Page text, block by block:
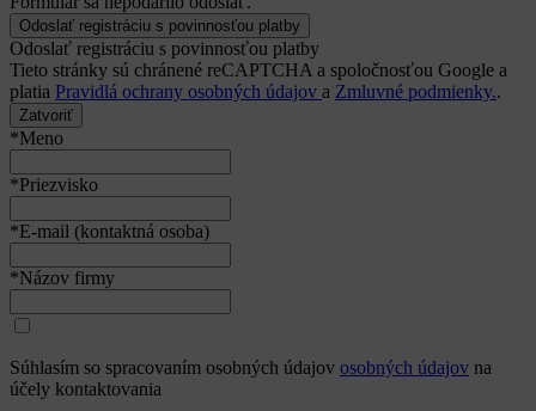
Odoslať registráciu s povinnosťou platby
Tieto stránky sú chránené reCAPTCHA a spoločnosťou Google a
platia Pravidlá ochrany osobných údajov a Zmluvné podmienky..
Zatvoriť
*Meno
*Priezvisko
*E-mail (kontaktná osoba)
*Názov firmy
Súhlasím so spracovaním osobných údajov osobných údajov na
účely kontaktovania